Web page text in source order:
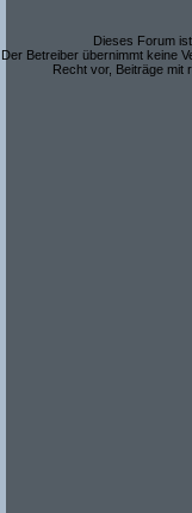
Dieses Forum
Der Betreiber übernimmt keine
Recht vor, Beiträge mit